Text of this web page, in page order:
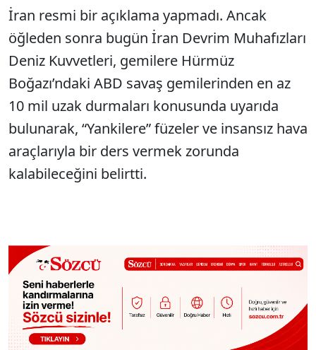
İran resmi bir açıklama yapmadı. Ancak
öğleden sonra bugün İran Devrim Muhafızları
Deniz Kuvvetleri, gemilere Hürmüz
Boğazı’ndaki ABD savaş gemilerinden en az
10 mil uzak durmaları konusunda uyarıda
bulunarak, “Yankilere” füzeler ve insansız hava
araçlarıyla bir ders vermek zorunda
kalabileceğini belirtti.